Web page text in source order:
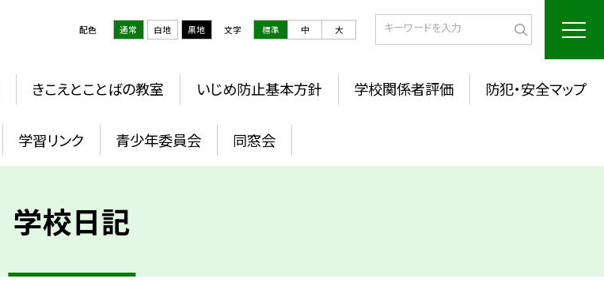
配色 通常 白地 黒地 文字 標準 中 大
きこえとことばの教室 いじめ防止基本方針 学校関係者評価 防犯・安全マップ
学習リンク 青少年委員会 同窓会
学校日記